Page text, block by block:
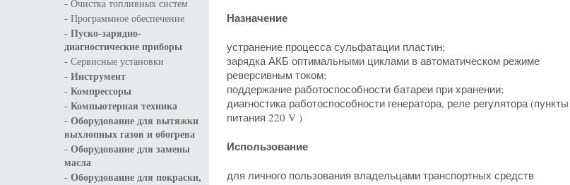
- Очистка топливных систем
- Программное обеспечение
- Пуско-зарядно-
диагностические приборы
- Сервисные установки
- Инструмент
- Компрессоры
- Компьютерная техника
- Оборудование для вытяжки
выхлопных газов и обогрева
- Оборудование для замены
масла
- Оборудование для покраски,
Назначение
устранение процесса сульфатации пластин;
зарядка АКБ оптимальными циклами в автоматическом режиме
реверсивным током;
поддержание работоспособности батареи при хранении;
диагностика работоспособности генератора, реле регулятора
питания 220 V )
Использование
для личного пользования владельцами транспортных средств